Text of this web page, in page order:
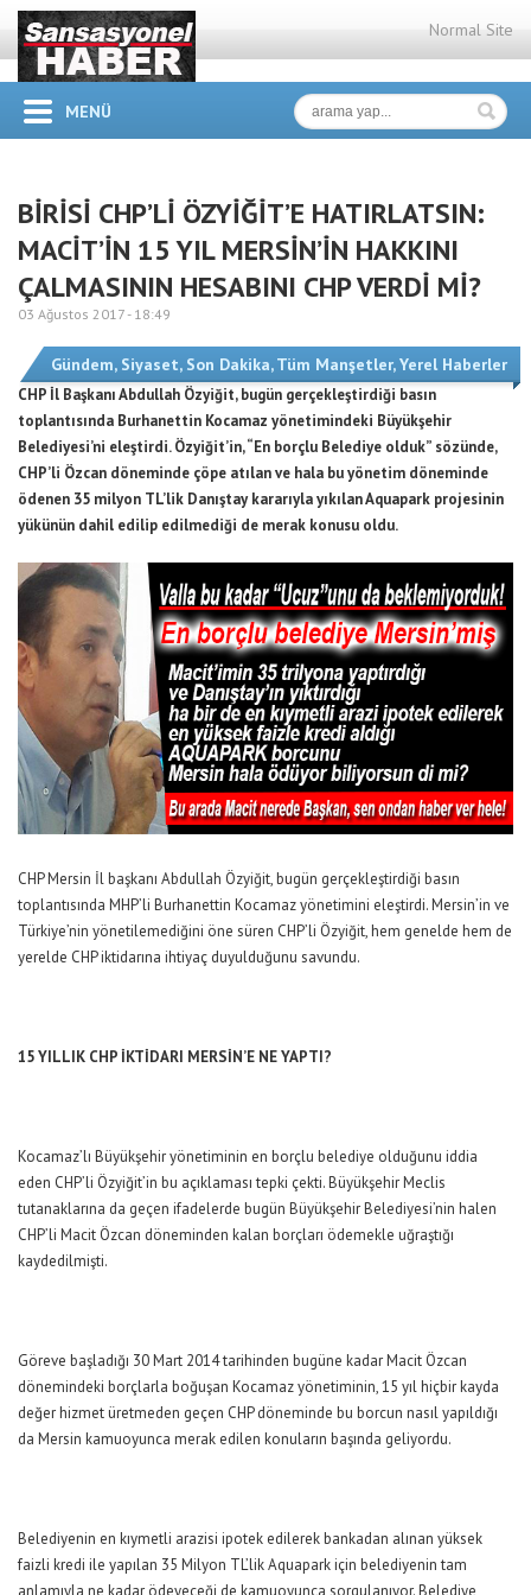
Normal Site
MENÜ
BİRİSİ CHP’Lİ ÖZYİĞİT’E HATIRLATSIN:
MACİT’İN 15 YIL MERSİN’İN HAKKINI
ÇALMASININ HESABINI CHP VERDİ Mİ?
03 Ağustos 2017 - 18:49
Gündem, Siyaset, Son Dakika,Tüm Manşetler,Yerel Haberler
CHP İl Başkanı Abdullah Özyiğit, bugün gerçekleştirdiği basın
toplantısında Burhanettin Kocamaz yönetimindeki Büyükşehir
Belediyesi’ni eleştirdi. Özyiğit’in, “En borçlu Belediye olduk” sözünde,
CHP’li Özcan döneminde çöpe atılan ve hala bu yönetim döneminde
ödenen 35 milyon TL’lik Danıştay kararıyla yıkılan Aquapark projesinin
yükünün dahil edilip edilmediği de merak konusu oldu.
CHP Mersin İl başkanı Abdullah Özyiğit, bugün gerçekleştirdiği basın
toplantısında MHP’li Burhanettin Kocamaz yönetimini eleştirdi. Mersin’in ve
Türkiye’nin yönetilemediğini öne süren CHP’li Özyiğit, hem genelde hem de
yerelde CHP iktidarına ihtiyaç duyulduğunu savundu.
15 YILLIK CHP İKTİDARI MERSİN’E NE YAPTI?
Kocamaz’lı Büyükşehir yönetiminin en borçlu belediye olduğunu iddia
eden CHP’li Özyiğit’in bu açıklaması tepki çekti. Büyükşehir Meclis
tutanaklarına da geçen ifadelerde bugün Büyükşehir Belediyesi’nin halen
CHP’li Macit Özcan döneminden kalan borçları ödemekle uğraştığı
kaydedilmişti.
Göreve başladığı 30 Mart 2014 tarihinden bugüne kadar Macit Özcan
dönemindeki borçlarla boğuşan Kocamaz yönetiminin, 15 yıl hiçbir kayda
değer hizmet üretmeden geçen CHP döneminde bu borcun nasıl yapıldığı
da Mersin kamuoyunca merak edilen konuların başında geliyordu.
Belediyenin en kıymetli arazisi ipotek edilerek bankadan alınan yüksek
faizli kredi ile yapılan 35 Milyon TL’lik Aquapark için belediyenin tam